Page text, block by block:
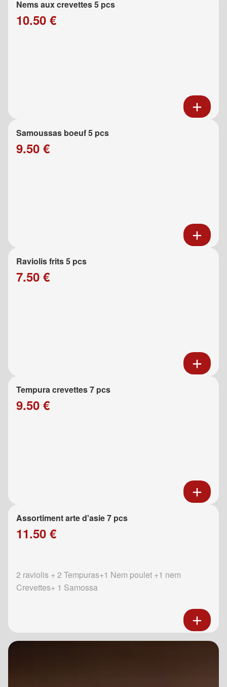
Nems aux crevettes 5 pcs
10.50 €
Samoussas boeuf 5 pcs
9.50 €
Raviolis frits 5 pcs
7.50 €
Tempura crevettes 7 pcs
9.50 €
Assortiment arte d'asie 7 pcs
11.50 €
2 raviolis + 2 Tempuras+1 Nem poulet +1 nem
Crevettes+ 1 Samossa